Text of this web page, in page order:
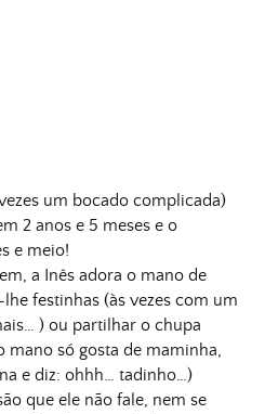
um bocado complicada)
2 anos e 5 meses e o
e meio!
a Inês adora o mano de
festinhas (às vezes com um
) ou partilhar o chupa
mano só gosta de maminha,
e diz: ohhh… tadinho…)
que ele não fale, nem se